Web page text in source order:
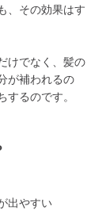
、その効果はす
けでなく、髪の
が補われるの
するのです。
出やすい